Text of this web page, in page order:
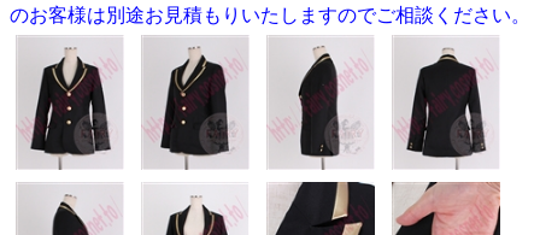
のお客様は別途お見積もりいたしますのでご相談ください。